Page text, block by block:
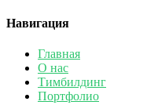
Навигация
Главная
О нас
Тимбилдинг
Портфолио